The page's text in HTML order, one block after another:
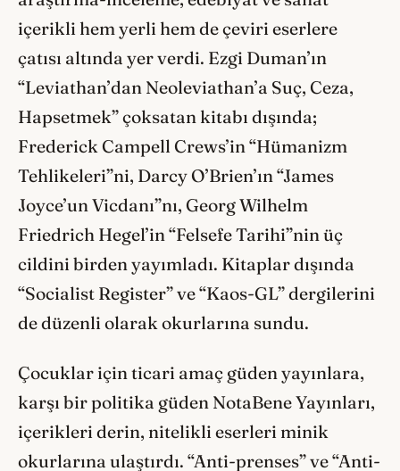
içerikli hem yerli hem de çeviri eserlere
çatısı altında yer verdi. Ezgi Duman’ın
“Leviathan’dan Neoleviathan’a Suç, Ceza,
Hapsetmek” çoksatan kitabı dışında;
Frederick Campell Crews’in “Hümanizm
Tehlikeleri”ni, Darcy O’Brien’ın “James
Joyce’un Vicdanı”nı, Georg Wilhelm
Friedrich Hegel’in “Felsefe Tarihi”nin üç
cildini birden yayımladı. Kitaplar dışında
“Socialist Register” ve “Kaos-GL” dergilerini
de düzenli olarak okurlarına sundu.
Çocuklar için ticari amaç güden yayınlara,
karşı bir politika güden NotaBene Yayınları,
içerikleri derin, nitelikli eserleri minik
okurlarına ulaştırdı. “Anti-prenses” ve “Anti-